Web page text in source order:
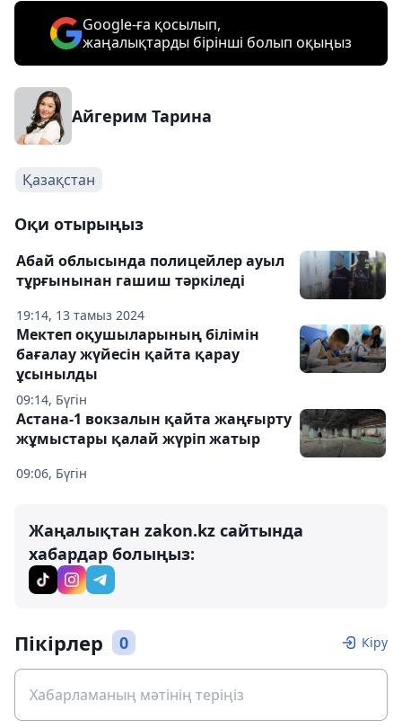
Google-ға қосылып,
жаңалықтарды бірінші болып оқыңыз
Айгерим Тарина
Қазақстан
Оқи отырыңыз
19:14, 13 тамыз 2024
Абай облысында полицейлер ауыл
тұрғынынан гашиш тәркіледі
09:14, Бүгін
Мектеп оқушыларының білімін
бағалау жүйесін қайта қарау
ұсынылды
09:06, Бүгін
Астана-1 вокзалын қайта жаңғырту
жұмыстары қалай жүріп жатыр
Жаңалықтан zakon.kz сайтында
хабардар болыңыз:
Пікірлер 0 Кіру